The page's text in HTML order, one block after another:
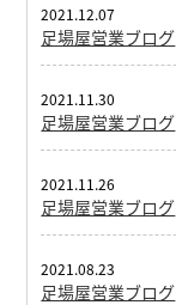
足場屋営業ブログ
2021.12.07
足場屋営業ブログ
2021.11.30
足場屋営業ブログ
2021.11.26
足場屋営業ブログ
2021.08.23